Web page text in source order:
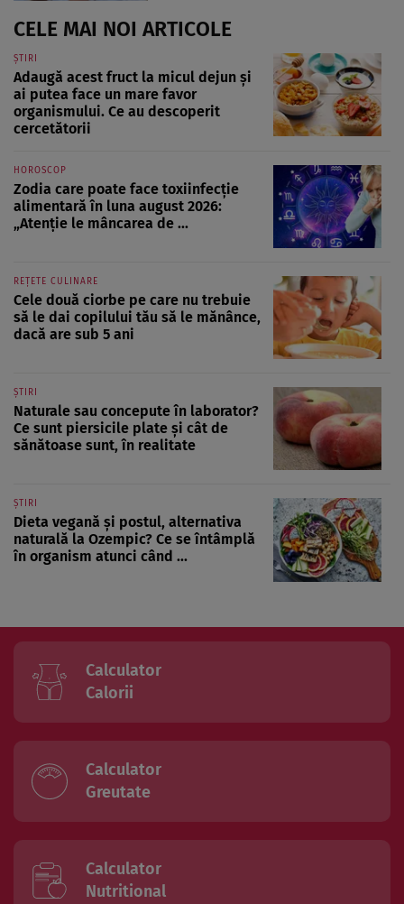
CELE MAI NOI ARTICOLE
ȘTIRI
Adaugă acest fruct la micul dejun și
ai putea face un mare favor
organismului. Ce au descoperit
cercetătorii
HOROSCOP
Zodia care poate face toxiinfecție
alimentară în luna august 2026:
„Atenție le mâncarea de ...
REȚETE CULINARE
Cele două ciorbe pe care nu trebuie
să le dai copilului tău să le mănânce,
dacă are sub 5 ani
ȘTIRI
Naturale sau concepute în laborator?
Ce sunt piersicile plate și cât de
sănătoase sunt, în realitate
ȘTIRI
Dieta vegană și postul, alternativa
naturală la Ozempic? Ce se întâmplă
în organism atunci când ...
Calculator
Calorii
Calculator
Greutate
Calculator
Nutritional